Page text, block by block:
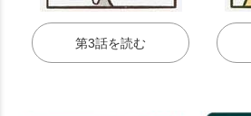
第3話を読む